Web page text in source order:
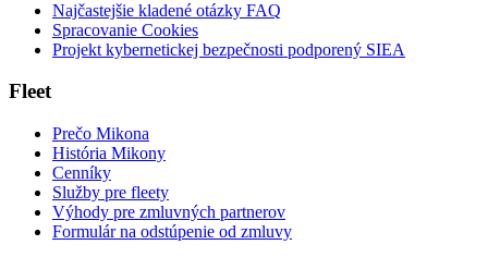
Najčastejšie kladené otázky FAQ
Spracovanie Cookies
Projekt kybernetickej bezpečnosti podporený SIEA
Fleet
Prečo Mikona
História Mikony
Cenníky
Služby pre fleety
Výhody pre zmluvných partnerov
Formulár na odstúpenie od zmluvy